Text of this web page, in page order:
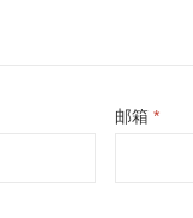
邮箱*